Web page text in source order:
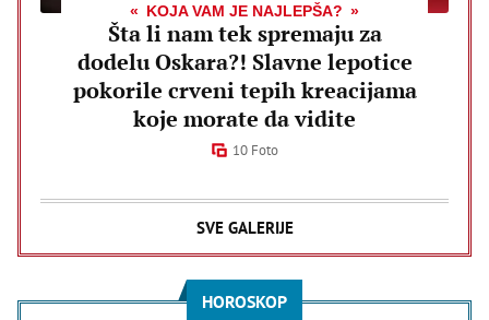
KOJA VAM JE NAJLEPŠA?
Šta li nam tek spremaju za
dodelu Oskara?! Slavne lepotice
pokorile crveni tepih kreacijama
koje morate da vidite
10 Foto
SVE GALERIJE
HOROSKOP